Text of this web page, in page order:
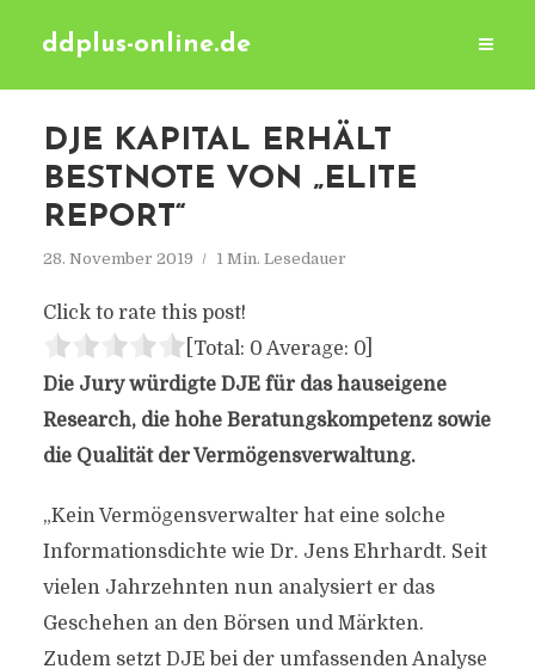
ddplus-online.de
DJE KAPITAL ERHÄLT
BESTNOTE VON „ELITE
REPORT“
28. November 2019 1 Min. Lesedauer
Click to rate this post!
[Total: 0 Average: 0]
Die Jury würdigte DJE für das hauseigene
Research, die hohe Beratungskompetenz sowie
die Qualität der Vermögensverwaltung.
„Kein Vermögensverwalter hat eine solche
Informationsdichte wie Dr. Jens Ehrhardt. Seit
vielen Jahrzehnten nun analysiert er das
Geschehen an den Börsen und Märkten.
Zudem setzt DJE bei der umfassenden Analyse